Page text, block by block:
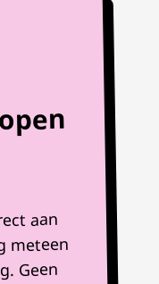
aan
meteen
Geen